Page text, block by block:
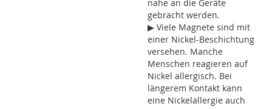
nahe an die Geräte
gebracht werden.
▶ Viele Magnete sind mit
einer Nickel-Beschichtung
versehen. Manche
Menschen reagieren auf
Nickel allergisch. Bei
längerem Kontakt kann
eine Nickelallergie auch